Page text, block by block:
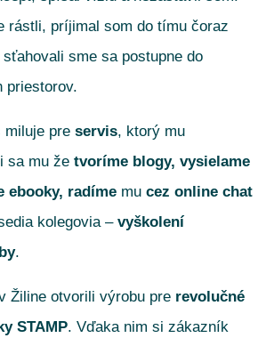
rástli, príjimal som do tímu čoraz
sme sa postupne do
priestorov.
miluje pre servis, ktorý mu
sa mu že tvoríme blogy, vysielame
ebooky, radíme mu cez online chat
kolegovia – vyškolení
.
Žiline otvorili výrobu pre revolučné
STAMP. Vďaka nim si zákazník